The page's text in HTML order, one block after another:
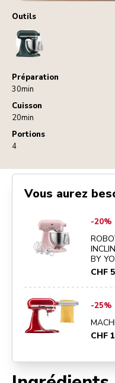
Outils
StandMixer
Préparation
30min
Cuisson
20min
Portions
4
Vous aurez
Go toROBOT -20%
BY
CHF
Go toMACHINE À PÂTES
-25%
CHF